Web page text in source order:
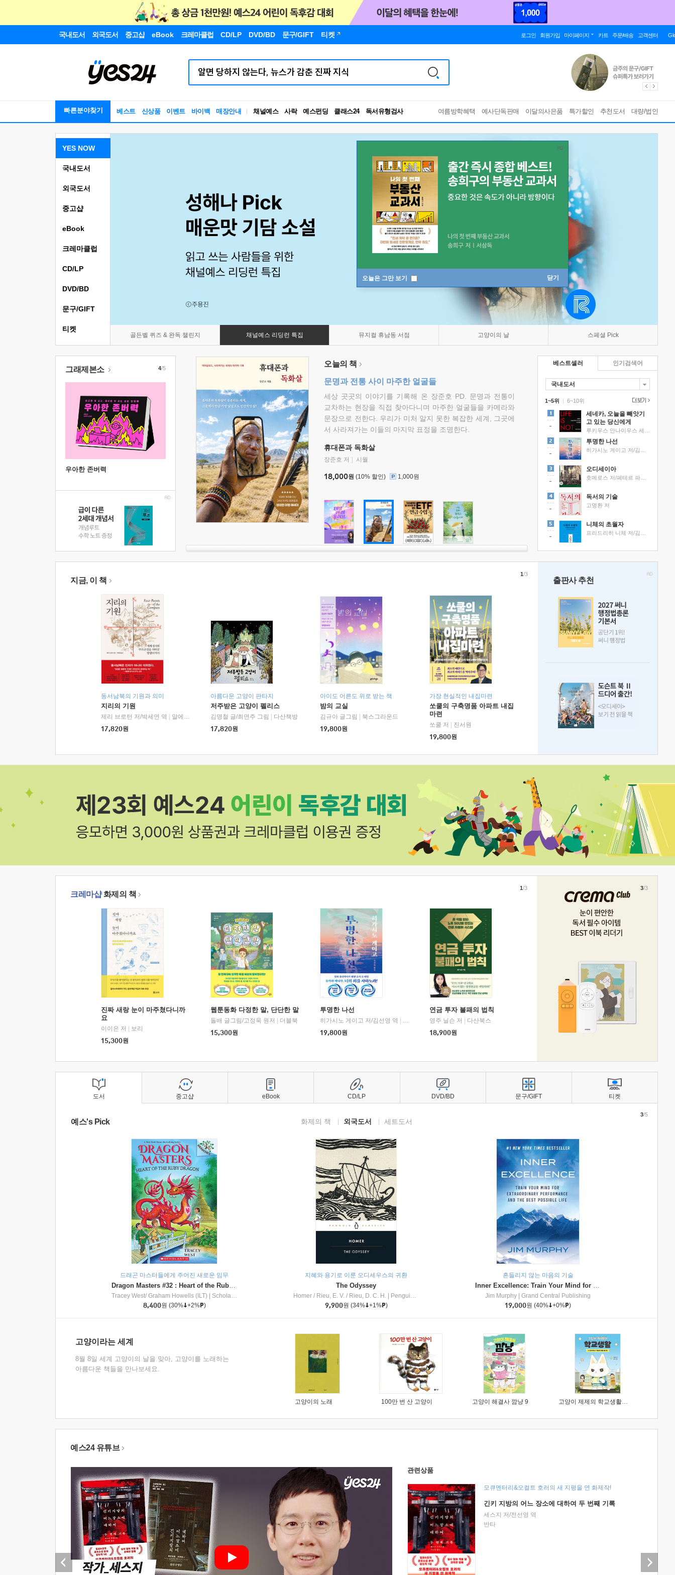
국내도서 외국도서 중고샵 eBook 크레마클럽 CD/LP DVD/BD 문구/GIFT 티켓 로그인 회원가입 마이페이지 카트 주문/배송 고객센터
빠른분야찾기 베스트 신상품 이벤트 바이백 매장안내 채널예스 사락 예스펀딩 클래스24
RBTI Lab
독서유형검사
여름방학혜택 예사단독판매 이달의사은품 특가할인 추천도서 대량/법인
오늘은 그만 보기 닫기
YES NOW
골든벨 퀴즈 & 완독 챌린지 채널예스 리딩런 특집 뮤지컬 휴남동 서점 고양이의 날 스페셜 Pick
국내도서
외국도서
중고샵
eBook
크레마클럽
CD/LP
DVD/BD
문구/GIFT
티켓
그래제본소
우아한 존버력
4/5 오늘의 책
문명과 전통 사이 마주한 얼굴들
세상 곳곳의 이야기를 기록해 온 장준호 PD. 문명과 전통이
교차하는 현장을 직접 찾아다니며 마주한 얼굴들을 카메라와
문장으로 전한다. 우리가 미처 알지 못한 복잡한 세계, 그곳에
서 사라져가는 이들의 마지막 표정을 조명한다.
휴대폰과 독화살
장준호 저 시월
18,000원 (10% 할인) 1,000원
베스트셀러
국내도서
1~5위 |
세네카, 오늘을 빼앗기
고 있는 당신에게
투명한 나선
오디세이아
독서의 기술
고명환 저
니체의 초월자
6~10위
인기검색어
지금, 이 책
동서남북의 기원과 의미
지리의 기원
제리 브로턴 저/박세연 역
알에이치코리아(RHK)
17,820원
아름다운 고양이 판타지
저주받은 고양이 펠리스
김명철 글/최연주 그림
다산책방
17,820원
아이도 어른도 위로 받는 책
밤의 교실
김규아 글그림
북스그라운드
19,800원
가장 현실적인 내집마련
쏘쿨의 구축명품 아파트 내집
마련
쏘쿨 저
진서원
19,800원
1/3
출판사 추천
크레마샵화제의 책
진짜 새랑 눈이 마주쳤다니까
요
이이은 저
보리
15,300원
웹툰동화 다정한 말, 단단한 말
돌배 글그림/고정욱 원저
더블북
15,300원
투명한 나선
히가시노 게이고 저/김선영 역
북다
19,800원
연금 투자 불패의 법칙
영주 닐슨 저
다산북스
18,900원
1/3 3/3
도서
예스's Pick 화제의 책 외국도서 세트도서
드래곤 마스터들에게 주어진 새로운 임무
Dragon Masters #32 : Heart of the Ruby Dragon (A Branches Book)
Tracey West/ Graham Howells (ILT)
Scholastic Inc
8,400원 (30% +2% )
지혜와 용기로 이룬 오디세우스의 귀환
The Odyssey
Homer / Rieu, E. V. / Rieu, D. C. H.
Penguin Group
9,900원 (34% +1% )
흔들리지 않는 마음의 기술
Inner Excellence: Train Your Mind for Extraordinary Performance and the Best Possible Life
Jim Murphy
Grand Central Publishing
19,000원 (40% +0% )
3/5
고양이라는 세계
8월 8일 세계 고양이의 날을 맞아, 고양이를 노래하는
아름다운 책들을 만나보세요.
고양이의 노래 100만 번 산 고양이 고양이 해결사 깜냥 9 고양이 제제의 학교생활 1 : 초등학생이 이렇게 힘들 줄이야
중고샵 eBook CD/LP DVD/BD 문구/GIFT 티켓
예스24 유튜브
관련상품
모큐멘터리&오컬트 호러의 새 지평을 연 화제작!
긴키 지방의 어느 장소에 대하여 두 번째 기록
세스지 저/전선영 역
반타